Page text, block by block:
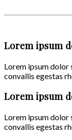
Lorem ipsum
Lorem ipsum
convallis egestas
Lorem ipsum
Lorem ipsum
convallis egestas